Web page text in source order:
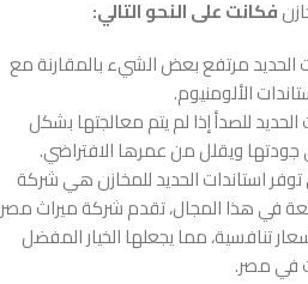
فكانت على النحو التالي:
الحديد مرتفع بعض الشيء بالمقارنة مع
الألومنيوم.
للصدأ إذا لم يتم معالجتها بشكل
جودتها ويقلل من عمرها الافتراضي.
استاندات الحديد للمخازن هي شركة
في هذا المجال، تقدم شركة ميراث مصر
تنافسية، مما يجعلها الخيار المفضل
في مصر.